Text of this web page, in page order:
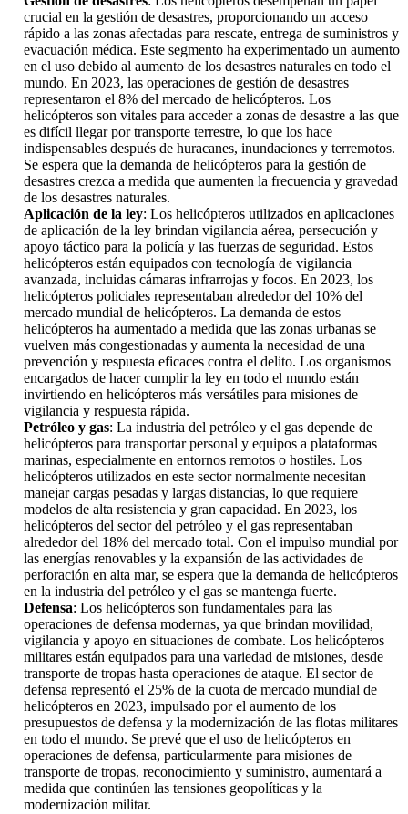
crucial en la gestión de desastres, proporcionando un acceso
rápido a las zonas afectadas para rescate, entrega de suministros y
evacuación médica. Este segmento ha experimentado un aumento
en el uso debido al aumento de los desastres naturales en todo el
mundo. En 2023, las operaciones de gestión de desastres
representaron el 8% del mercado de helicópteros. Los
helicópteros son vitales para acceder a zonas de desastre a las que
es difícil llegar por transporte terrestre, lo que los hace
indispensables después de huracanes, inundaciones y terremotos.
Se espera que la demanda de helicópteros para la gestión de
desastres crezca a medida que aumenten la frecuencia y gravedad
de los desastres naturales.
Aplicación de la ley: Los helicópteros utilizados en aplicaciones
de aplicación de la ley brindan vigilancia aérea, persecución y
apoyo táctico para la policía y las fuerzas de seguridad. Estos
helicópteros están equipados con tecnología de vigilancia
avanzada, incluidas cámaras infrarrojas y focos. En 2023, los
helicópteros policiales representaban alrededor del 10% del
mercado mundial de helicópteros. La demanda de estos
helicópteros ha aumentado a medida que las zonas urbanas se
vuelven más congestionadas y aumenta la necesidad de una
prevención y respuesta eficaces contra el delito. Los organismos
encargados de hacer cumplir la ley en todo el mundo están
invirtiendo en helicópteros más versátiles para misiones de
vigilancia y respuesta rápida.
Petróleo y gas: La industria del petróleo y el gas depende de
helicópteros para transportar personal y equipos a plataformas
marinas, especialmente en entornos remotos o hostiles. Los
helicópteros utilizados en este sector normalmente necesitan
manejar cargas pesadas y largas distancias, lo que requiere
modelos de alta resistencia y gran capacidad. En 2023, los
helicópteros del sector del petróleo y el gas representaban
alrededor del 18% del mercado total. Con el impulso mundial por
las energías renovables y la expansión de las actividades de
perforación en alta mar, se espera que la demanda de helicópteros
en la industria del petróleo y el gas se mantenga fuerte.
Defensa: Los helicópteros son fundamentales para las
operaciones de defensa modernas, ya que brindan movilidad,
vigilancia y apoyo en situaciones de combate. Los helicópteros
militares están equipados para una variedad de misiones, desde
transporte de tropas hasta operaciones de ataque. El sector de
defensa representó el 25% de la cuota de mercado mundial de
helicópteros en 2023, impulsado por el aumento de los
presupuestos de defensa y la modernización de las flotas militares
en todo el mundo. Se prevé que el uso de helicópteros en
operaciones de defensa, particularmente para misiones de
transporte de tropas, reconocimiento y suministro, aumentará a
medida que continúen las tensiones geopolíticas y la
modernización militar.